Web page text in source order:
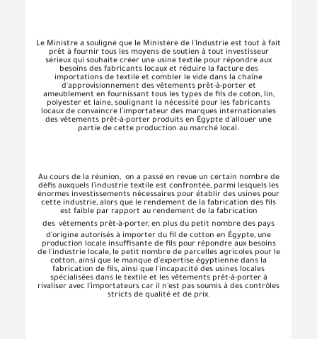
Le Ministre a souligné que le Ministère de l'Industrie est tout à fait
prêt à fournir tous les moyens de soutien à tout investisseur
sérieux qui souhaite créer une usine textile pour répondre aux
besoins des fabricants locaux et réduire la facture des
importations de textile et combler le vide dans la chaîne
d'approvisionnement des vêtements prêt-à-porter et
ameublement en fournissant tous les types de fils de coton, lin,
polyester et laine, soulignant la nécessité pour les fabricants
locaux de convaincre l'importateur des marques internationales
des vêtements prêt-à-porter produits en Égypte d'allouer une
partie de cette production au marché local.
Au cours de la réunion, on a passé en revue un certain nombre de
défis auxquels l'industrie textile est confrontée, parmi lesquels les
énormes investissements nécessaires pour établir des usines pour
cette industrie, alors que le rendement de la fabrication des fils
est faible par rapport au rendement de la fabrication
des vêtements prêt-à-porter, en plus du petit nombre des pays
d'origine autorisés à importer du fil de cotton en Égypte, une
production locale insuffisante de fils pour répondre aux besoins
de l'industrie locale, le petit nombre de parcelles agricoles pour le
cotton, ainsi que le manque d'expertise égyptienne dans la
fabrication de fils, ainsi que l'incapacité des usines locales
spécialisées dans le textile et les vêtements prêt-à-porter à
rivaliser avec l'importateurs car il n'est pas soumis à des contrôles
stricts de qualité et de prix.